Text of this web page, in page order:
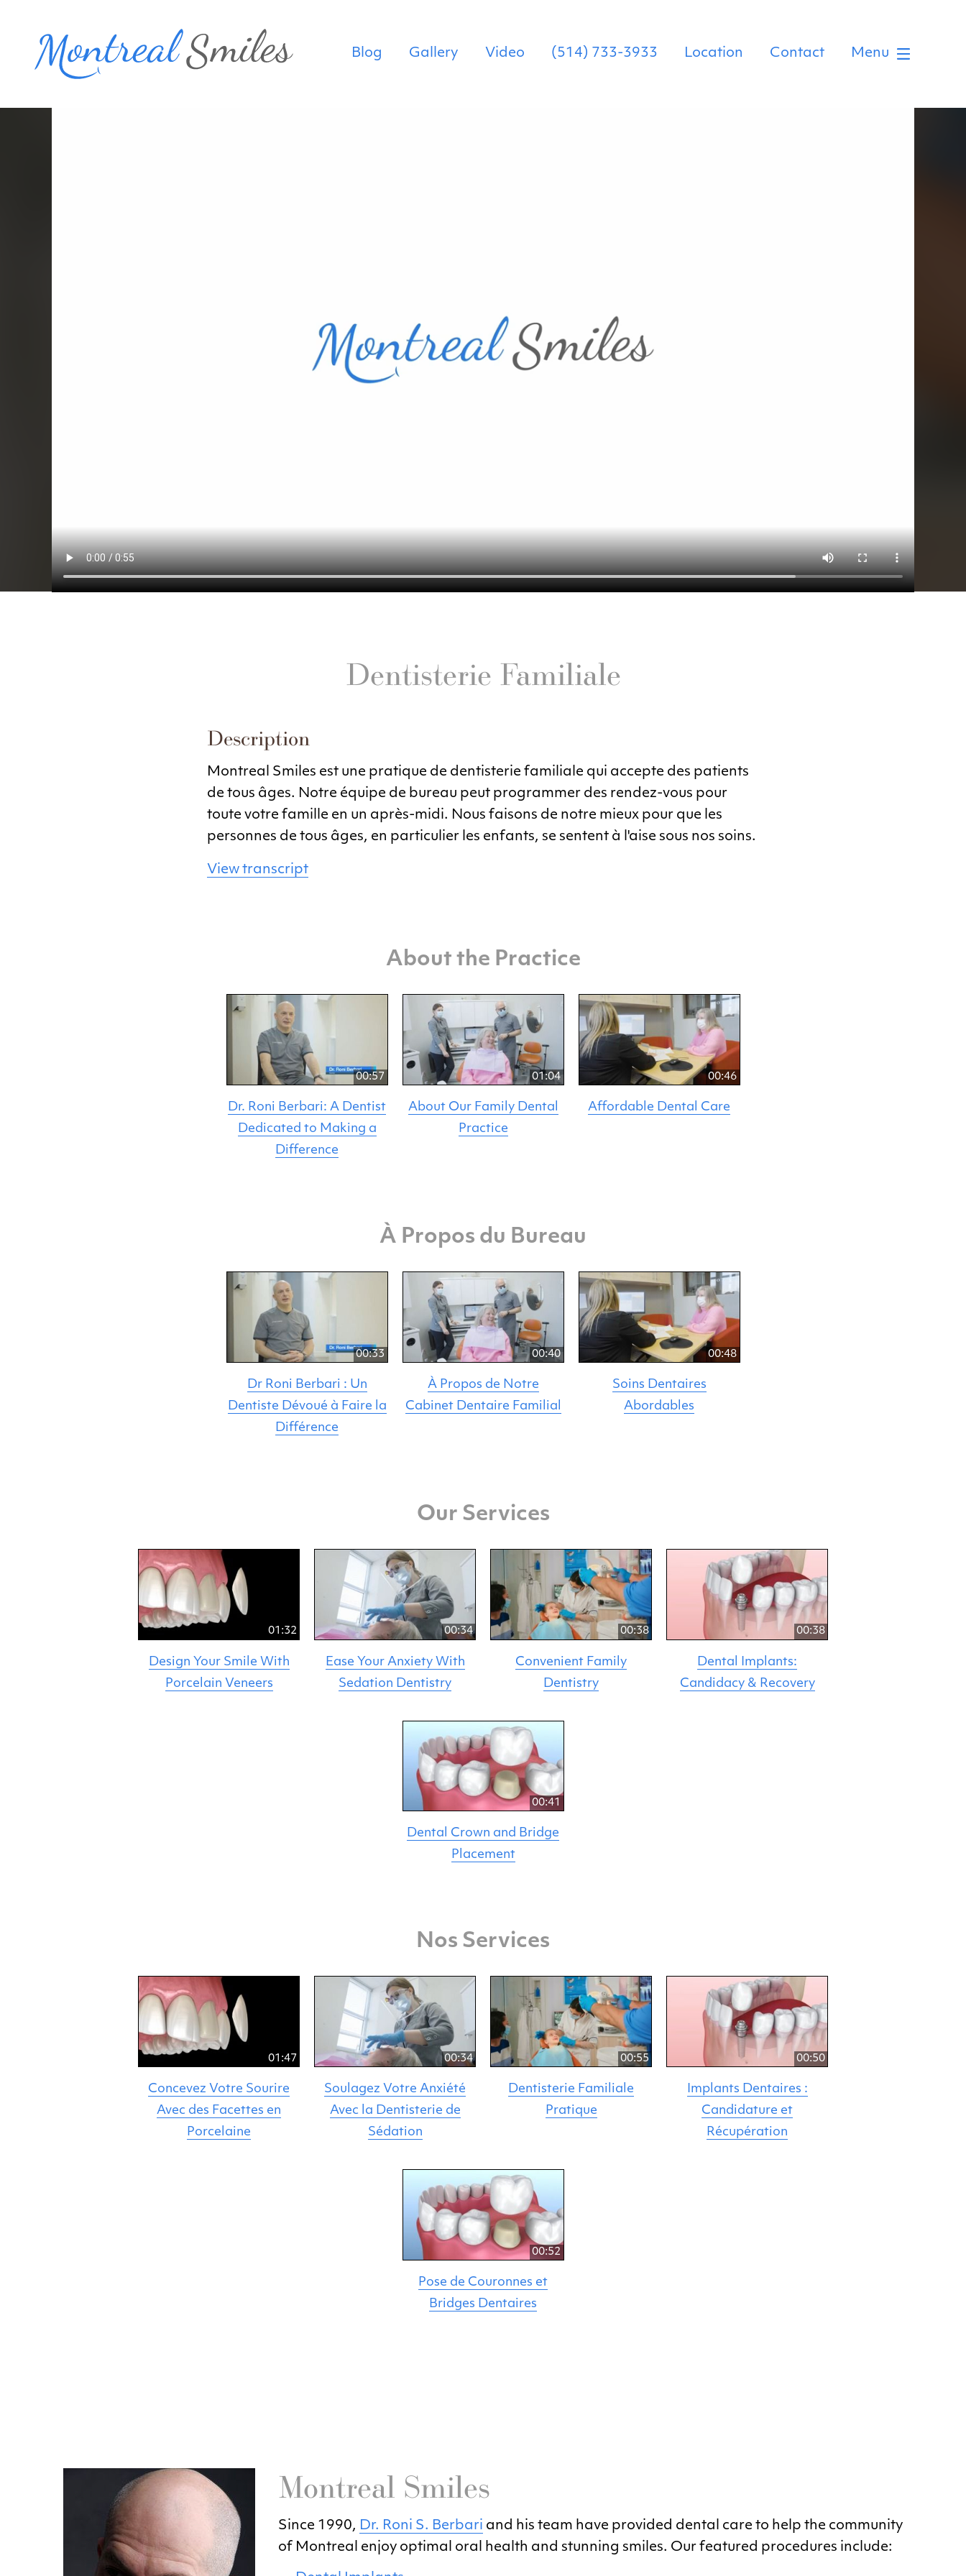
Blog Gallery Video (514) 733-3933 Location Contact Menu
Dentisterie Familiale
Description
Montreal Smiles est une pratique de dentisterie familiale qui accepte des patients
de tous âges. Notre équipe de bureau peut programmer des rendez-vous pour
toute votre famille en un après-midi. Nous faisons de notre mieux pour que les
personnes de tous âges, en particulier les enfants, se sentent à l'aise sous nos soins.
View transcript
About the Practice
00:57
Dr. Roni Berbari: A Dentist
Dedicated to Making a
Difference
01:04
About Our Family Dental
Practice
00:46
Affordable Dental Care
À Propos du Bureau
00:33
Dr Roni Berbari : Un
Dentiste Dévoué à Faire la
Différence
00:40
À Propos de Notre
Cabinet Dentaire Familial
00:48
Soins Dentaires
Abordables
Our Services
01:32
Design Your Smile With
Porcelain Veneers
00:34
Ease Your Anxiety With
Sedation Dentistry
00:38
Convenient Family
Dentistry
00:38
Dental Implants:
Candidacy & Recovery
00:41
Dental Crown and Bridge
Placement
Nos Services
01:47
Concevez Votre Sourire
Avec des Facettes en
Porcelaine
00:34
Soulagez Votre Anxiété
Avec la Dentisterie de
Sédation
00:55
Dentisterie Familiale
Pratique
00:50
Implants Dentaires :
Candidature et
Récupération
00:52
Pose de Couronnes et
Bridges Dentaires
Montreal Smiles
Since 1990, Dr. Roni S. Berbari and his team have provided dental care to help the community
of Montreal enjoy optimal oral health and stunning smiles. Our featured procedures include: